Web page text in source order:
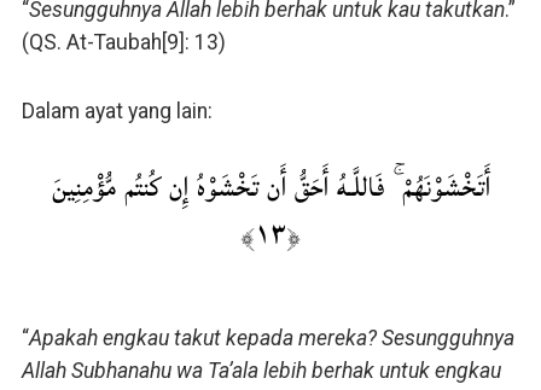
“Sesungguhnya Allah lebih berhak untuk kau takutkan.”
(QS. At-Taubah[9]: 13)
Dalam ayat yang lain:
أَتَخْشَوْنَهُمْ ۚ فَاللَّـهُ أَحَقُّ أَن تَخْشَوْهُ إِن كُنتُم مُّؤْمِنِينَ
﴿١٣﴾
“Apakah engkau takut kepada mereka? Sesungguhnya
Allah Subhanahu wa Ta’ala lebih berhak untuk engkau